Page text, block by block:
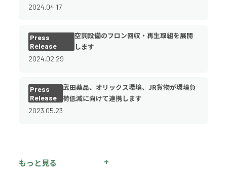
2024.04.17
Press
Release
2024.02.29
空調設備のフロン回収・再生取組を展開
します
Press
Release
2023.05.23
武田薬品、オリックス環境、JR貨物が環境負
荷低減に向けて連携します
もっと見る +